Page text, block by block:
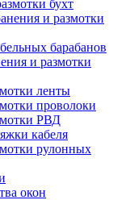
бухт
и размотки
барабанов
и размотки
ленты
проволоки
РВД
кабеля
рулонных
окон